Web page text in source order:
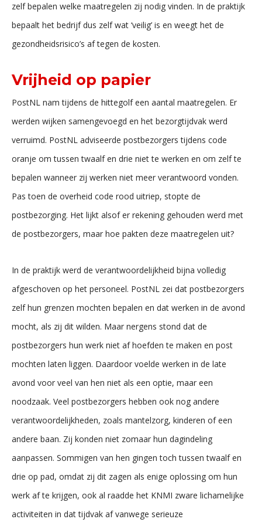
zelf bepalen welke maatregelen zij nodig vinden. In de praktijk
bepaalt het bedrijf dus zelf wat ‘veilig’ is en weegt het de
gezondheidsrisico’s af tegen de kosten.
Vrijheid op papier
PostNL nam tijdens de hittegolf een aantal maatregelen. Er
werden wijken samengevoegd en het bezorgtijdvak werd
verruimd. PostNL adviseerde postbezorgers tijdens code
oranje om tussen twaalf en drie niet te werken en om zelf te
bepalen wanneer zij werken niet meer verantwoord vonden.
Pas toen de overheid code rood uitriep, stopte de
postbezorging. Het lijkt alsof er rekening gehouden werd met
de postbezorgers, maar hoe pakten deze maatregelen uit?
In de praktijk werd de verantwoordelijkheid bijna volledig
afgeschoven op het personeel. PostNL zei dat postbezorgers
zelf hun grenzen mochten bepalen en dat werken in de avond
mocht, als zij dit wilden. Maar nergens stond dat de
postbezorgers hun werk niet af hoefden te maken en post
mochten laten liggen. Daardoor voelde werken in de late
avond voor veel van hen niet als een optie, maar een
noodzaak. Veel postbezorgers hebben ook nog andere
verantwoordelijkheden, zoals mantelzorg, kinderen of een
andere baan. Zij konden niet zomaar hun dagindeling
aanpassen. Sommigen van hen gingen toch tussen twaalf en
drie op pad, omdat zij dit zagen als enige oplossing om hun
werk af te krijgen, ook al raadde het KNMI zware lichamelijke
activiteiten in dat tijdvak af vanwege serieuze